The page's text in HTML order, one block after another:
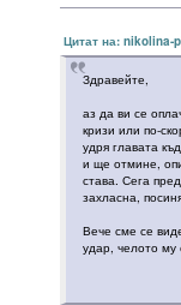
Цитат на: nikolina-
Здравейте,
аз да ви се
кризи или по-
удря главата
и ще отмине,
става. Сега
захласна,
Вече сме се
удар, челото му